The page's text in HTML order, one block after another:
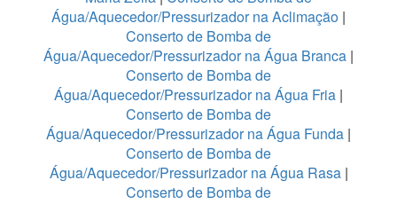
Água/Aquecedor/Pressurizador na Aclimação |
Conserto de Bomba de
Água/Aquecedor/Pressurizador na Água Branca |
Conserto de Bomba de
Água/Aquecedor/Pressurizador na Água Fria |
Conserto de Bomba de
Água/Aquecedor/Pressurizador na Água Funda |
Conserto de Bomba de
Água/Aquecedor/Pressurizador na Água Rasa |
Conserto de Bomba de